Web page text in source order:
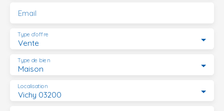
Email
Vente
Type d'offre
Maison
Type de bien
Vichy 03200
Localisation